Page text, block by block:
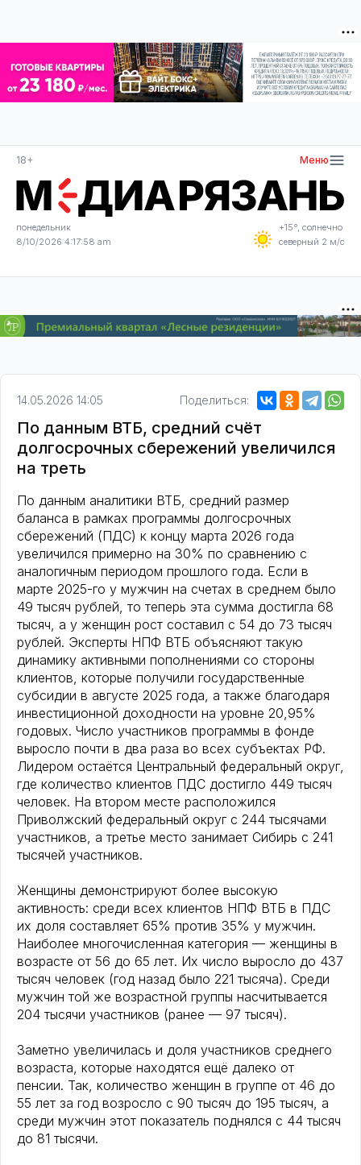
18+ Меню
понедельник
8/10/2026 4:17:58 am
+15°, солнечно
северный 2 м/с
14.05.2026 14:05 Поделиться:
По данным ВТБ, средний счёт
долгосрочных сбережений увеличился
на треть
По данным аналитики ВТБ, средний размер
баланса в рамках программы долгосрочных
сбережений (ПДС) к концу марта 2026 года
увеличился примерно на 30% по сравнению с
аналогичным периодом прошлого года. Если в
марте 2025-го у мужчин на счетах в среднем было
49 тысяч рублей, то теперь эта сумма достигла 68
тысяч, а у женщин рост составил с 54 до 73 тысяч
рублей. Эксперты НПФ ВТБ объясняют такую
динамику активными пополнениями со стороны
клиентов, которые получили государственные
субсидии в августе 2025 года, а также благодаря
инвестиционной доходности на уровне 20,95%
годовых. Число участников программы в фонде
выросло почти в два раза во всех субъектах РФ.
Лидером остаётся Центральный федеральный округ,
где количество клиентов ПДС достигло 449 тысяч
человек. На втором месте расположился
Приволжский федеральный округ с 244 тысячами
участников, а третье место занимает Сибирь с 241
тысячей участников.
Женщины демонстрируют более высокую
активность: среди всех клиентов НПФ ВТБ в ПДС
их доля составляет 65% против 35% у мужчин.
Наиболее многочисленная категория — женщины в
возрасте от 56 до 65 лет. Их число выросло до 437
тысяч человек (год назад было 221 тысяча). Среди
мужчин той же возрастной группы насчитывается
204 тысячи участников (ранее — 97 тысяч).
Заметно увеличилась и доля участников среднего
возраста, которые находятся ещё далеко от
пенсии. Так, количество женщин в группе от 46 до
55 лет за год возросло с 90 тысяч до 195 тысяч, а
среди мужчин этот показатель поднялся с 44 тысяч
до 81 тысячи.